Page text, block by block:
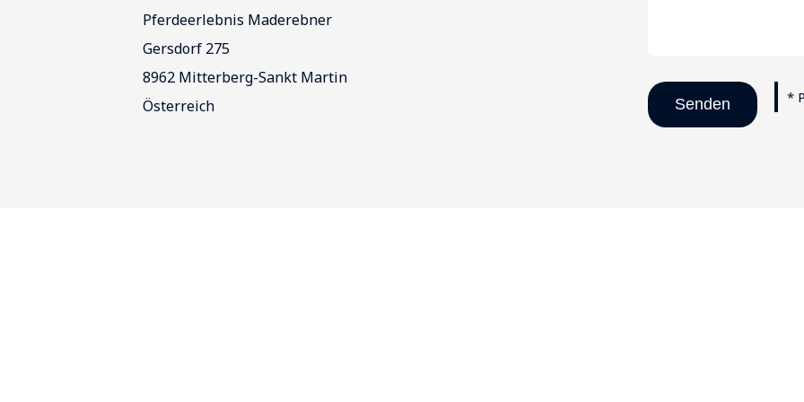
Pferdeerlebnis Maderebner
Gersdorf 275
8962 Mitterberg-Sankt Martin
Österreich
Senden *